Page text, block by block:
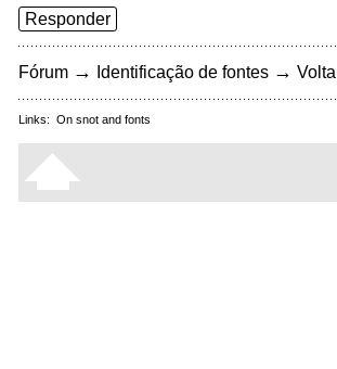
Responder
Fórum → Identificação de fontes →
Links: On snot and fonts